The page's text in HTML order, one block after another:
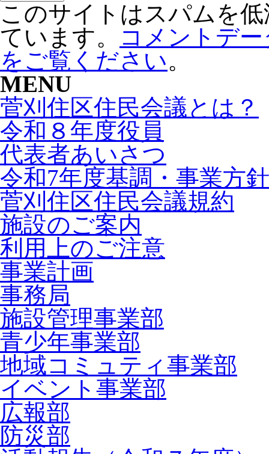
このサイトはスパムを
ています。
コメントデ
をご覧ください。
MENU
菅刈住区住民会議とは？
令和８年度役員
代表者あいさつ
令和7年度基調・事業方針
菅刈住区住民会議規約
施設のご案内
利用上のご注意
事業計画
事務局
施設管理事業部
青少年事業部
地域コミュティ事業部
イベント事業部
広報部
防災部